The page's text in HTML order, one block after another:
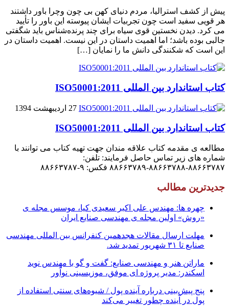
پیش از کشف استرالیا، مردم دنیاى کهن بی چون وچرا باور داشتند
هر قویى سفید است چون تجربیات ایشان پیوسته این باور را تأیید
می کرد. دیدن نخستین قوى سیاه براى چند پرنده‌شناس باید شگفتى
جالبى بوده باشد؛ اما اهمیت داستان در این نیست. اهمیت داستان در
این است که شکنندگى دانش ما را نمایان […]
کتاب استاندارد بین المللی ISO50001:2011
27 اردیبهشت 1394
کتاب استاندارد بین المللی ISO50001:2011
مطالعه ی مقدمه کتاب علاقه مندان جهت تهیه کتاب می توانند با
شماره های زیر تماس حاصل فرمایند: تلفن:
۸۸۶۶۳۷۸۷-۸۸۶۶۳۷۸۸-۸۸۶۶۳۷۸۹ فکس: ۹-۸۸۶۶۳۷۸۷
جدیدترین مطالب
چهره ها: مهندس علی اکبر سعیدی کیا، موسس مجله ی
«روش» اولین مجله ی مهندسی صنایع ایران
مهلت ارسال مقالات هجدهمین کنفرانس بین المللی مهندسی
صنایع تا ۳۱ شهریور تمدید شد.
ماراتن هنر و مهندسی صنایع: گفت و گو با مهندس نوید
اسکندر: مدیر پروژه ای موفق، موزیسینی نوآور
پنج پیش‌بینی درباره آینده پول / شیوه‌های سنتی استفاده از
پول در آینده چطور تغییر می‌کند